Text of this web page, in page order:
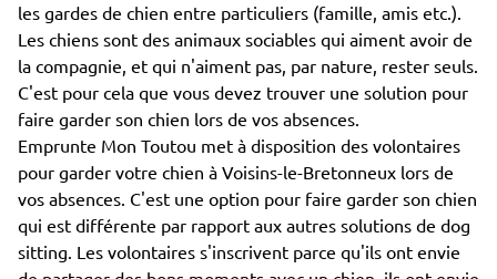
les gardes de chien entre particuliers (famille, amis etc.).
Les chiens sont des animaux sociables qui aiment avoir de
la compagnie, et qui n'aiment pas, par nature, rester seuls.
C'est pour cela que vous devez trouver une solution pour
faire garder son chien lors de vos absences.
Emprunte Mon Toutou met à disposition des volontaires
pour garder votre chien à Voisins-le-Bretonneux lors de
vos absences. C'est une option pour faire garder son chien
qui est différente par rapport aux autres solutions de dog
sitting. Les volontaires s'inscrivent parce qu'ils ont envie